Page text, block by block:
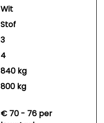
Wit
Stof
3
4
840 kg
800 kg
€ 70 - 76 per